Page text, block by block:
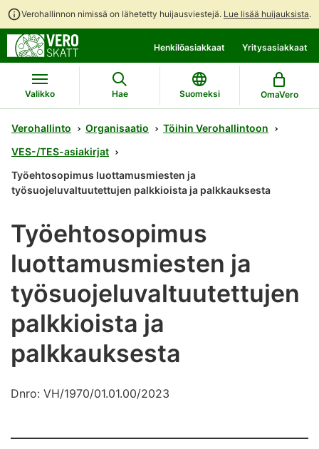
Verohallinnon nimissä on lähetetty huijausviestejä. Lue lisää huijauksista.
suoraan
sisältöön
koko
sivuston
hakuun
Henkilöasiakkaat Yritysasiakkaat
Valikko Hae Suomeksi OmaVero
Verohallinto Organisaatio
Töihin Verohallintoon
VES-/TES-asiakirjat
Työehtosopimus luottamusmiesten ja
työsuojeluvaltuutettujen palkkioista ja palkkauksesta
Työehtosopimus
luottamusmiesten ja
työsuojeluvaltuutettujen
palkkioista ja
palkkauksesta
Dnro: VH/1970/01.01.00/2023